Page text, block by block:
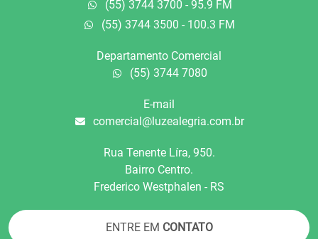
(55) 3744 3700 - 95.9 FM
(55) 3744 3500 - 100.3 FM
Departamento Comercial
(55) 3744 7080
E-mail
comercial@luzealegria.com.br
Rua Tenente Líra, 950.
Bairro Centro.
Frederico Westphalen - RS
ENTRE EM CONTATO